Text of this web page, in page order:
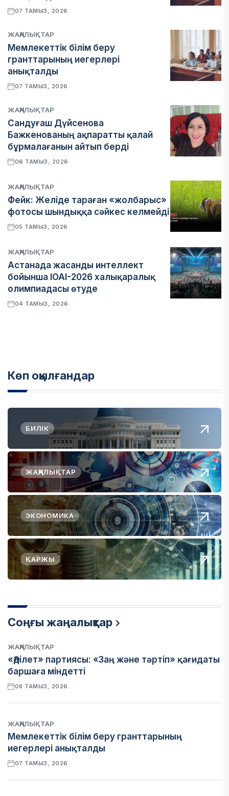
07 ТАМЫЗ, 2026
ЖАҢАЛЫҚТАР
Мемлекеттік білім беру
гранттарының иегерлері
анықталды
07 ТАМЫЗ, 2026
ЖАҢАЛЫҚТАР
Сандуғаш Дүйсенова
Бажкенованың ақпаратты қалай
бұрмалағанын айтып берді
06 ТАМЫЗ, 2026
ЖАҢАЛЫҚТАР
Фейк: Желіде тараған «жолбарыс»
фотосы шындыққа сәйкес келмейді
05 ТАМЫЗ, 2026
ЖАҢАЛЫҚТАР
Астанада жасанды интеллект
бойынша IOAI-2026 халықаралық
олимпиадасы өтуде
04 ТАМЫЗ, 2026
Көп оқылғандар
БИЛІК
ЖАҢАЛЫҚТАР
ЭКОНОМИКА
ҚАРЖЫ
Соңғы жаңалықтар
ЖАҢАЛЫҚТАР
«Әділет» партиясы: «Заң және тәртіп» қағидаты
баршаға міндетті
08 ТАМЫЗ, 2026
ЖАҢАЛЫҚТАР
Мемлекеттік білім беру гранттарының
иегерлері анықталды
07 ТАМЫЗ, 2026